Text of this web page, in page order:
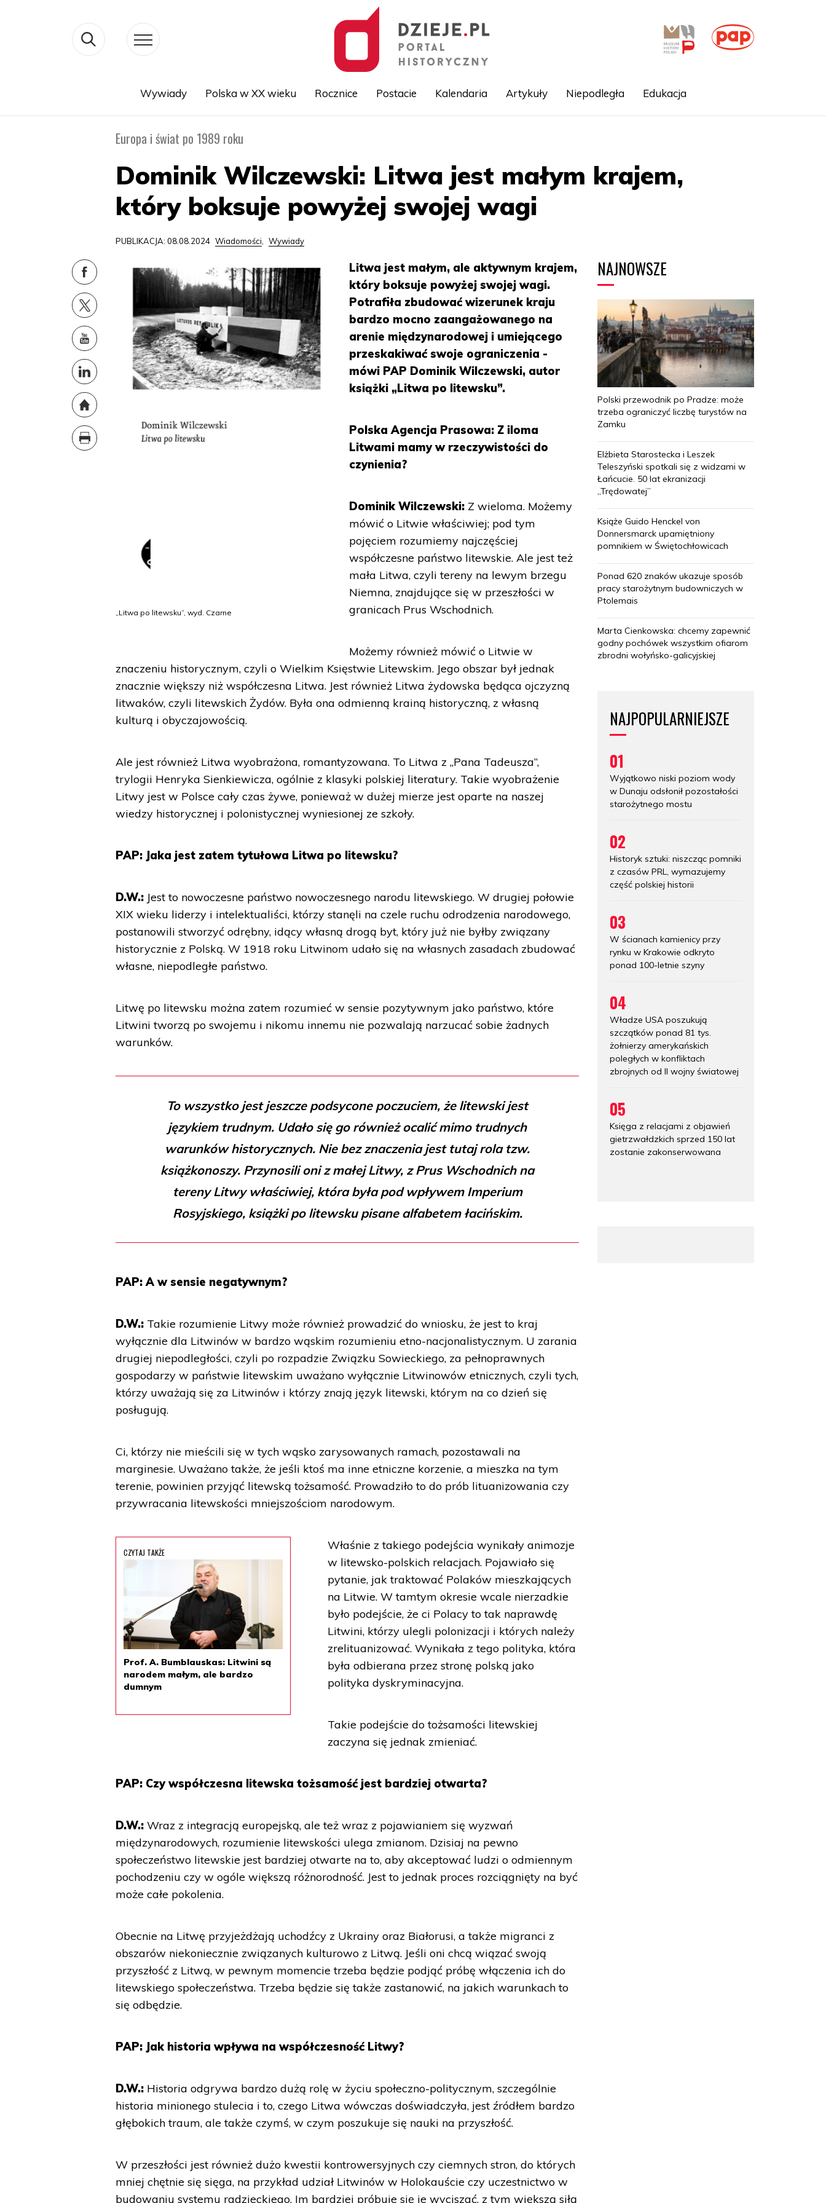
Wywiady Polska w XX wieku Rocznice Postacie Kalendaria Artykuły Niepodległa Edukacja
Europa i świat po 1989 roku
Dominik Wilczewski: Litwa jest małym krajem,
który boksuje powyżej swojej wagi
PUBLIKACJA: 08.08.2024 Wiadomości, Wywiady
„Litwa po litewsku”, wyd. Czarne
Litwa jest małym, ale aktywnym krajem,
który boksuje powyżej swojej wagi.
Potrafiła zbudować wizerunek kraju
bardzo mocno zaangażowanego na
arenie międzynarodowej i umiejącego
przeskakiwać swoje ograniczenia -
mówi PAP Dominik Wilczewski, autor
książki „Litwa po litewsku”.
Polska Agencja Prasowa: Z iloma
Litwami mamy w rzeczywistości do
czynienia?
Dominik Wilczewski: Z wieloma. Możemy
mówić o Litwie właściwiej; pod tym
pojęciem rozumiemy najczęściej
współczesne państwo litewskie. Ale jest też
mała Litwa, czyli tereny na lewym brzegu
Niemna, znajdujące się w przeszłości w
granicach Prus Wschodnich.
Możemy również mówić o Litwie w
znaczeniu historycznym, czyli o Wielkim Księstwie Litewskim. Jego obszar był jednak
znacznie większy niż współczesna Litwa. Jest również Litwa żydowska będąca ojczyzną
litwaków, czyli litewskich Żydów. Była ona odmienną krainą historyczną, z własną
kulturą i obyczajowością.
Ale jest również Litwa wyobrażona, romantyzowana. To Litwa z „Pana Tadeusza”,
trylogii Henryka Sienkiewicza, ogólnie z klasyki polskiej literatury. Takie wyobrażenie
Litwy jest w Polsce cały czas żywe, ponieważ w dużej mierze jest oparte na naszej
wiedzy historycznej i polonistycznej wyniesionej ze szkoły.
PAP: Jaka jest zatem tytułowa Litwa po litewsku?
D.W.: Jest to nowoczesne państwo nowoczesnego narodu litewskiego. W drugiej połowie
XIX wieku liderzy i intelektualiści, którzy stanęli na czele ruchu odrodzenia narodowego,
postanowili stworzyć odrębny, idący własną drogą byt, który już nie byłby związany
historycznie z Polską. W 1918 roku Litwinom udało się na własnych zasadach zbudować
własne, niepodległe państwo.
Litwę po litewsku można zatem rozumieć w sensie pozytywnym jako państwo, które
Litwini tworzą po swojemu i nikomu innemu nie pozwalają narzucać sobie żadnych
warunków.
To wszystko jest jeszcze podsycone poczuciem, że litewski jest
językiem trudnym. Udało się go również ocalić mimo trudnych
warunków historycznych. Nie bez znaczenia jest tutaj rola tzw.
książkonoszy. Przynosili oni z małej Litwy, z Prus Wschodnich na
tereny Litwy właściwiej, która była pod wpływem Imperium
Rosyjskiego, książki po litewsku pisane alfabetem łacińskim.
PAP: A w sensie negatywnym?
D.W.: Takie rozumienie Litwy może również prowadzić do wniosku, że jest to kraj
wyłącznie dla Litwinów w bardzo wąskim rozumieniu etno-nacjonalistycznym. U zarania
drugiej niepodległości, czyli po rozpadzie Związku Sowieckiego, za pełnoprawnych
gospodarzy w państwie litewskim uważano wyłącznie Litwinowów etnicznych, czyli tych,
którzy uważają się za Litwinów i którzy znają język litewski, którym na co dzień się
posługują.
Ci, którzy nie mieścili się w tych wąsko zarysowanych ramach, pozostawali na
marginesie. Uważano także, że jeśli ktoś ma inne etniczne korzenie, a mieszka na tym
terenie, powinien przyjąć litewską tożsamość. Prowadziło to do prób lituanizowania czy
przywracania litewskości mniejszościom narodowym.
CZYTAJ TAKŻE
Prof. A. Bumblauskas: Litwini są
narodem małym, ale bardzo
dumnym
Właśnie z takiego podejścia wynikały animozje
w litewsko-polskich relacjach. Pojawiało się
pytanie, jak traktować Polaków mieszkających
na Litwie. W tamtym okresie wcale nierzadkie
było podejście, że ci Polacy to tak naprawdę
Litwini, którzy ulegli polonizacji i których należy
zrelituanizować. Wynikała z tego polityka, która
była odbierana przez stronę polską jako
polityka dyskryminacyjna.
Takie podejście do tożsamości litewskiej
zaczyna się jednak zmieniać.
PAP: Czy współczesna litewska tożsamość jest bardziej otwarta?
D.W.:Wraz z integracją europejską, ale też wraz z pojawianiem się wyzwań
międzynarodowych, rozumienie litewskości ulega zmianom. Dzisiaj na pewno
społeczeństwo litewskie jest bardziej otwarte na to, aby akceptować ludzi o odmiennym
pochodzeniu czy w ogóle większą różnorodność. Jest to jednak proces rozciągnięty na być
może całe pokolenia.
Obecnie na Litwę przyjeżdżają uchodźcy z Ukrainy oraz Białorusi, a także migranci z
obszarów niekoniecznie związanych kulturowo z Litwą. Jeśli oni chcą wiązać swoją
przyszłość z Litwą, w pewnym momencie trzeba będzie podjąć próbę włączenia ich do
litewskiego społeczeństwa. Trzeba będzie się także zastanowić, na jakich warunkach to
się odbędzie.
PAP: Jak historia wpływa na współczesność Litwy?
D.W.: Historia odgrywa bardzo dużą rolę w życiu społeczno-politycznym, szczególnie
historia minionego stulecia i to, czego Litwa wówczas doświadczyła, jest źródłem bardzo
głębokich traum, ale także czymś, w czym poszukuje się nauki na przyszłość.
W przeszłości jest również dużo kwestii kontrowersyjnych czy ciemnych stron, do których
mniej chętnie się sięga, na przykład udział Litwinów w Holokauście czy uczestnictwo w
budowaniu systemu radzieckiego. Im bardziej próbuje się je wyciszać, z tym większą siłą
NAJNOWSZE
Polski przewodnik po Pradze: może
trzeba ograniczyć liczbę turystów na
Zamku
Elżbieta Starostecka i Leszek
Teleszyński spotkali się z widzami w
Łańcucie. 50 lat ekranizacji
„Trędowatej”
Książe Guido Henckel von
Donnersmarck upamiętniony
pomnikiem w Świętochłowicach
Ponad 620 znaków ukazuje sposób
pracy starożytnym budowniczych w
Ptolemais
Marta Cienkowska: chcemy zapewnić
godny pochówek wszystkim ofiarom
zbrodni wołyńsko-galicyjskiej
NAJPOPULARNIEJSZE
01
Wyjątkowo niski poziom wody
w Dunaju odsłonił pozostałości
starożytnego mostu
02
Historyk sztuki: niszcząc pomniki
z czasów PRL, wymazujemy
część polskiej historii
03
W ścianach kamienicy przy
rynku w Krakowie odkryto
ponad 100-letnie szyny
04
Władze USA poszukują
szczątków ponad 81 tys.
żołnierzy amerykańskich
poległych w konfliktach
zbrojnych od II wojny światowej
05
Księga z relacjami z objawień
gietrzwałdzkich sprzed 150 lat
zostanie zakonserwowana